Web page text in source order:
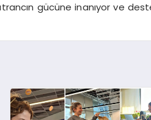
gücüne inanıyor ve